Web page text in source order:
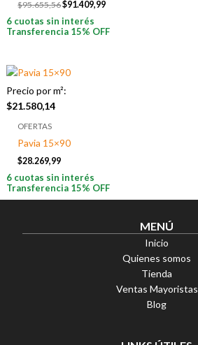
$95.655,56$91.409,99
6 cuotas sin interés
Transferencia 15% OFF
Precio por m²:
$21.580,14
OFERTAS
Pavia 15×90
$28.269,99
6 cuotas sin interés
Transferencia 15% OFF
MENÚ
Inicio
Quienes somos
Tienda
Ventas Mayoristas
Blog